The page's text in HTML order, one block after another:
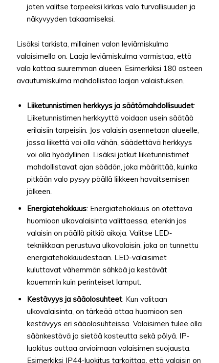
joten valitse tarpeeksi kirkas valo turvallisuuden ja
näkyvyyden takaamiseksi.
Lisäksi tarkista, millainen valon leviämiskulma
valaisimella on. Laaja leviämiskulma varmistaa, että
valo kattaa suuremman alueen. Esimerkiksi 180 asteen
avautumiskulma mahdollistaa laajan valaistuksen.
Liiketunnistimen herkkyys ja säätömahdollisuudet:
Liiketunnistimen herkkyyttä voidaan usein säätää
erilaisiin tarpeisiin. Jos valaisin asennetaan alueelle,
jossa liikettä voi olla vähän, säädettävä herkkyys
voi olla hyödyllinen. Lisäksi jotkut liiketunnistimet
mahdollistavat ajan säädön, joka määrittää, kuinka
pitkään valo pysyy päällä liikkeen havaitsemisen
jälkeen.
Energiatehokkuus: Energiatehokkuus on otettava
huomioon ulkovalaisinta valittaessa, etenkin jos
valaisin on päällä pitkiä aikoja. Valitse LED-
tekniikkaan perustuva ulkovalaisin, joka on tunnettu
energiatehokkuudestaan. LED-valaisimet
kuluttavat vähemmän sähköä ja kestävät
kauemmin kuin perinteiset lamput.
Kestävyys ja sääolosuhteet: Kun valitaan
ulkovalaisinta, on tärkeää ottaa huomioon sen
kestävyys eri sääolosuhteissa. Valaisimen tulee olla
säänkestävä ja sietää kosteutta sekä pölyä. IP-
luokitus auttaa arvioimaan valaisimen suojausta.
Esimerkiksi IP44-luokitus tarkoittaa, että valaisin on